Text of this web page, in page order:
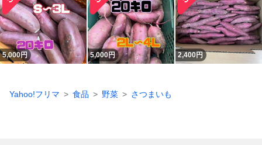
5,000円 5,000円 2,400円
Yahoo!フリマ 食品 野菜 さつまいも